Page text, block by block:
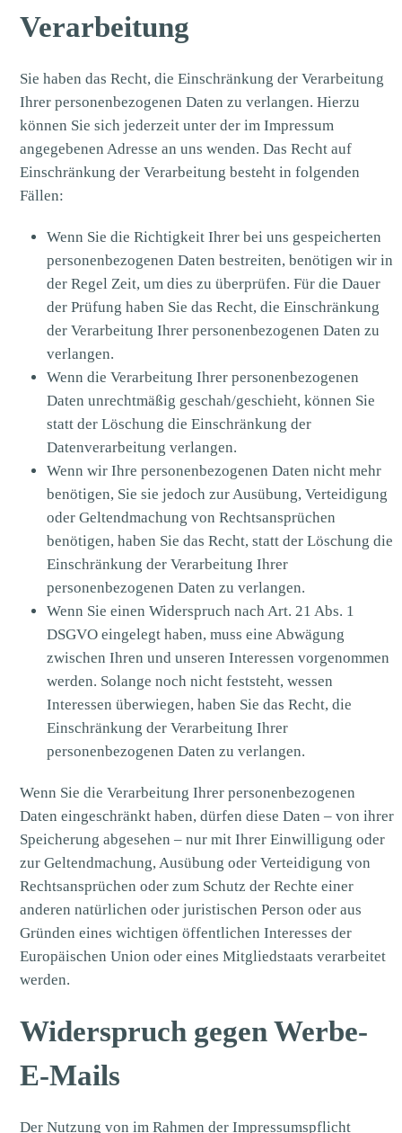
Verarbeitung
Sie haben das Recht, die Einschränkung der Verarbeitung
Ihrer personenbezogenen Daten zu verlangen. Hierzu
können Sie sich jederzeit unter der im Impressum
angegebenen Adresse an uns wenden. Das Recht auf
Einschränkung der Verarbeitung besteht in folgenden
Fällen:
Wenn Sie die Richtigkeit Ihrer bei uns gespeicherten
personenbezogenen Daten bestreiten, benötigen wir in
der Regel Zeit, um dies zu überprüfen. Für die Dauer
der Prüfung haben Sie das Recht, die Einschränkung
der Verarbeitung Ihrer personenbezogenen Daten zu
verlangen.
Wenn die Verarbeitung Ihrer personenbezogenen
Daten unrechtmäßig geschah/geschieht, können Sie
statt der Löschung die Einschränkung der
Datenverarbeitung verlangen.
Wenn wir Ihre personenbezogenen Daten nicht mehr
benötigen, Sie sie jedoch zur Ausübung, Verteidigung
oder Geltendmachung von Rechtsansprüchen
benötigen, haben Sie das Recht, statt der Löschung die
Einschränkung der Verarbeitung Ihrer
personenbezogenen Daten zu verlangen.
Wenn Sie einen Widerspruch nach Art. 21 Abs. 1
DSGVO eingelegt haben, muss eine Abwägung
zwischen Ihren und unseren Interessen vorgenommen
werden. Solange noch nicht feststeht, wessen
Interessen überwiegen, haben Sie das Recht, die
Einschränkung der Verarbeitung Ihrer
personenbezogenen Daten zu verlangen.
Wenn Sie die Verarbeitung Ihrer personenbezogenen
Daten eingeschränkt haben, dürfen diese Daten – von ihrer
Speicherung abgesehen – nur mit Ihrer Einwilligung oder
zur Geltendmachung, Ausübung oder Verteidigung von
Rechtsansprüchen oder zum Schutz der Rechte einer
anderen natürlichen oder juristischen Person oder aus
Gründen eines wichtigen öffentlichen Interesses der
Europäischen Union oder eines Mitgliedstaats verarbeitet
werden.
Widerspruch gegen Werbe-
E-Mails
Der Nutzung von im Rahmen der Impressumspflicht